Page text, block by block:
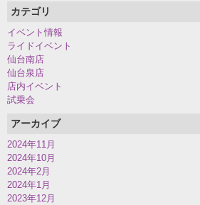
カテゴリ
イベント情報
ライドイベント
仙台南店
仙台泉店
店内イベント
試乗会
アーカイブ
2024年11月
2024年10月
2024年2月
2024年1月
2023年12月